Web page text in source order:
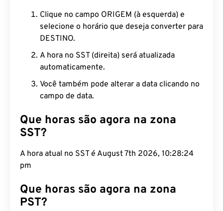
Clique no campo ORIGEM (à esquerda) e
selecione o horário que deseja converter para
DESTINO.
A hora no SST (direita) será atualizada
automaticamente.
Você também pode alterar a data clicando no
campo de data.
Que horas são agora na zona
SST?
A hora atual no SST é August 7th 2026, 10:28:25
pm
Que horas são agora na zona
PST?